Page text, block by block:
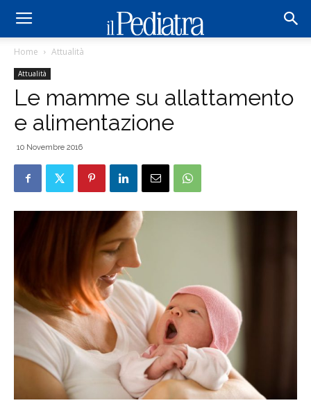
Home Attualità
Attualità
Le mamme su allattamento
e alimentazione
10 Novembre 2016